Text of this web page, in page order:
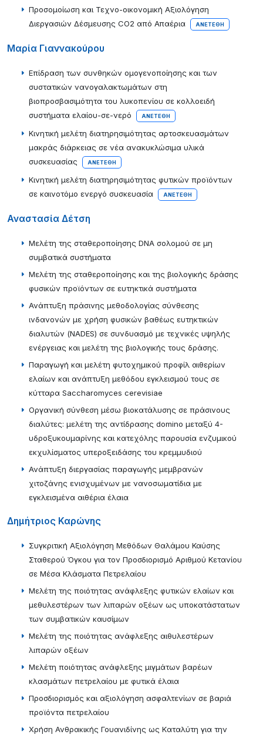
Προσομοίωση και Τεχνο-οικονομική Αξιολόγηση
Διεργασιών Δέσμευσης CO2 από Απαέρια
ΑΝΕΤΈΘΗ
Μαρία Γιαννακούρου
Επίδραση των συνθηκών ομογενοποίησης και των
συστατικών νανογαλακτωμάτων στη
βιοπροσβασιμότητα του λυκοπενίου σε κολλοειδή
συστήματα ελαίου-σε-νερό
ΑΝΕΤΈΘΗ
Κινητική μελέτη διατηρησιμότητας αρτοσκευασμάτων
μακράς διάρκειας σε νέα ανακυκλώσιμα υλικά
συσκευασίας
ΑΝΕΤΈΘΗ
Κινητική μελέτη διατηρησιμότητας φυτικών προϊόντων
σε καινοτόμο ενεργό συσκευασία
ΑΝΕΤΈΘΗ
Αναστασία Δέτση
Μελέτη της σταθεροποίησης DNA σολομού σε μη
συμβατικά συστήματα
Μελέτη της σταθεροποίησης και της βιολογικής δράσης
φυσικών προϊόντων σε ευτηκτικά συστήματα
Ανάπτυξη πράσινης μεθοδολογίας σύνθεσης
ινδανονών με χρήση φυσικών βαθέως ευτηκτικών
διαλυτών (ΝΑDES) σε συνδυασμό με τεχνικές υψηλής
ενέργειας και μελέτη της βιολογικής τους δράσης.
Παραγωγή και μελέτη φυτοχημικού προφίλ αιθερίων
ελαίων και ανάπτυξη μεθόδου εγκλεισμού τους σε
κύτταρα Saccharomyces cerevisiae
Οργανική σύνθεση μέσω βιοκατάλυσης σε πράσινους
διαλύτες: μελέτη της αντίδρασης domino μεταξύ 4-
υδροξυκουμαρίνης και κατεχόλης παρουσία ενζυμικού
εκχυλίσματος υπεροξειδάσης του κρεμμυδιού
Ανάπτυξη διεργασίας παραγωγής μεμβρανών
χιτοζάνης ενισχυμένων με νανοσωματίδια με
εγκλεισμένα αιθέρια έλαια
Δημήτριος Καρώνης
Συγκριτική Αξιολόγηση Μεθόδων Θαλάμου Καύσης
Σταθερού Όγκου για τον Προσδιορισμό Αριθμού Kετανίου
σε Μέσα Κλάσματα Πετρελαίου
Μελέτη της ποιότητας ανάφλεξης φυτικών ελαίων και
μεθυλεστέρων των λιπαρών οξέων ως υποκατάστατων
των συμβατικών καυσίμων
Μελέτη της ποιότητας ανάφλεξης αιθυλεστέρων
λιπαρών οξέων
Μελέτη ποιότητας ανάφλεξης μιγμάτων βαρέων
κλασμάτων πετρελαίου με φυτικά έλαια
Προσδιορισμός και αξιολόγηση ασφαλτενίων σε βαριά
προϊόντα πετρελαίου
Χρήση Ανθρακικής Γουανιδίνης ως Kαταλύτη για την